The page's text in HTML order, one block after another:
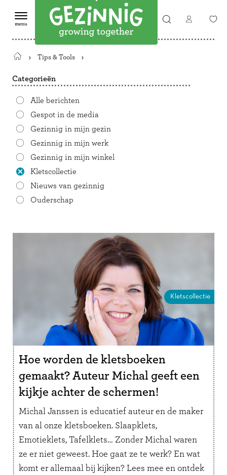
Terug
de
Tips & Tools
Categorieën
Alle berichten
Gespot in de media
Gezinnig in mijn gezin
Gezinnig in mijn werk
Gezinnig in mijn winkel
Kletscollectie
Nieuws van gezinnig
Ouderschap
Kletscollectie
Hoe worden de kletsboeken
gemaakt? Auteur Michal geeft een
kijkje achter de schermen!
Michal Janssen is educatief auteur en de maker
van al onze kletsboeken. Slaapklets,
Emotieklets, Tafelklets… Zonder Michal waren
ze er niet geweest. Hoe gaat ze te werk? En wat
komt er allemaal bij kijken? Lees mee en ontdek